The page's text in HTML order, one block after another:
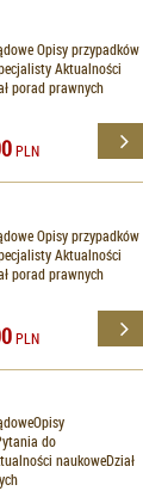
Opisy przypadków
Aktualności
porad prawnych
PLN
Opisy przypadków
Aktualności
porad prawnych
PLN
do
naukoweDział